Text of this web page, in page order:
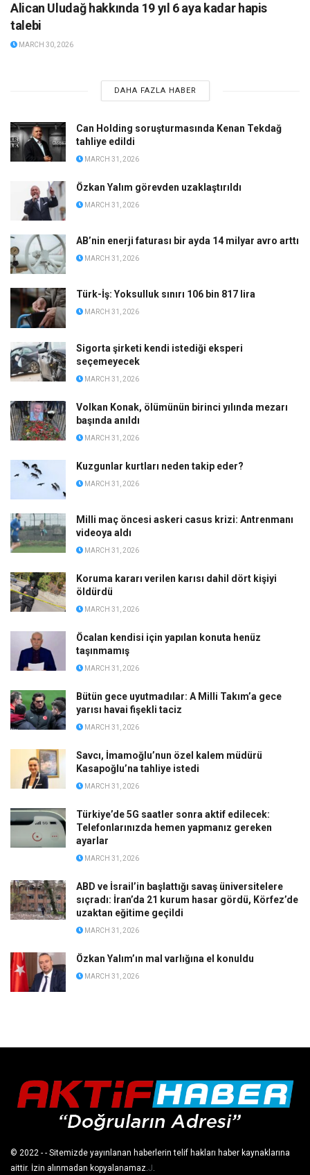
Alican Uludağ hakkında 19 yıl 6 aya kadar hapis
talebi
MARCH 30, 2026
DAHA FAZLA HABER
Can Holding soruşturmasında Kenan Tekdağ
tahliye edildi
MARCH 31, 2026
Özkan Yalım görevden uzaklaştırıldı
MARCH 31, 2026
AB’nin enerji faturası bir ayda 14 milyar avro arttı
MARCH 31, 2026
Türk-İş: Yoksulluk sınırı 106 bin 817 lira
MARCH 31, 2026
Sigorta şirketi kendi istediği eksperi
seçemeyecek
MARCH 31, 2026
Volkan Konak, ölümünün birinci yılında mezarı
başında anıldı
MARCH 31, 2026
Kuzgunlar kurtları neden takip eder?
MARCH 31, 2026
Milli maç öncesi askeri casus krizi: Antrenmanı
videoya aldı
MARCH 31, 2026
Koruma kararı verilen karısı dahil dört kişiyi
öldürdü
MARCH 31, 2026
Öcalan kendisi için yapılan konuta henüz
taşınmamış
MARCH 31, 2026
Bütün gece uyutmadılar: A Milli Takım’a gece
yarısı havai fişekli taciz
MARCH 31, 2026
Savcı, İmamoğlu’nun özel kalem müdürü
Kasapoğlu’na tahliye istedi
MARCH 31, 2026
Türkiye’de 5G saatler sonra aktif edilecek:
Telefonlarınızda hemen yapmanız gereken
ayarlar
MARCH 31, 2026
ABD ve İsrail’in başlattığı savaş üniversitelere
sıçradı: İran’da 21 kurum hasar gördü, Körfez’de
uzaktan eğitime geçildi
MARCH 31, 2026
Özkan Yalım’ın mal varlığına el konuldu
MARCH 31, 2026
© 2022 - - Sitemizde yayınlanan haberlerin telif hakları haber kaynaklarına
aittir. İzin alınmadan kopyalanamaz.J.